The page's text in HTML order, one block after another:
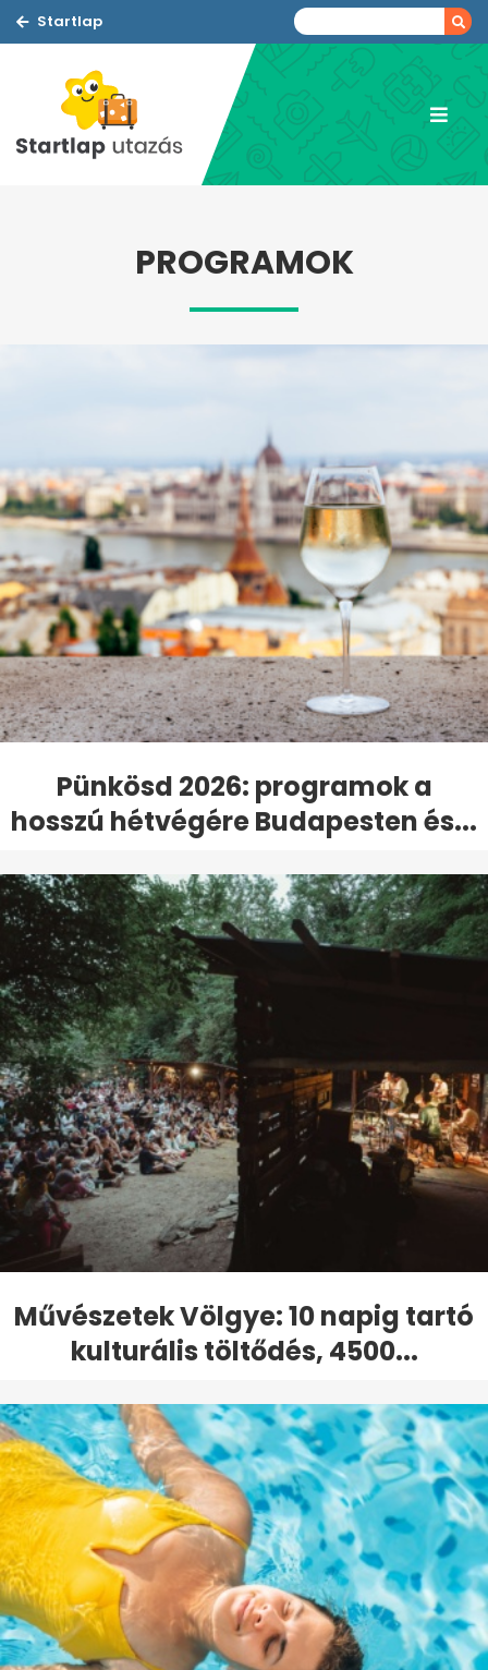
Startlap
PROGRAMOK
Pünkösd 2026: programok a
hosszú hétvégére Budapesten és...
Művészetek Völgye: 10 napig tartó
kulturális töltődés, 4500...